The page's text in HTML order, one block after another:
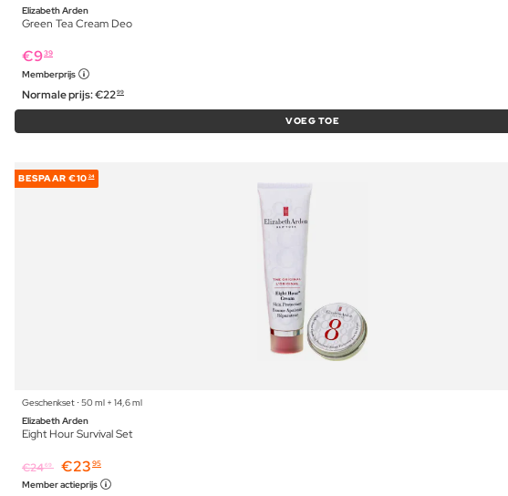
Elizabeth Arden
Green Tea Cream Deo
€939
Memberprijs
Normale prijs:€2299
VOEG TOE
BESPAAR €10 24
Geschenkset ⋅ 50 ml + 14,6 ml
Elizabeth Arden
Eight Hour Survival Set
€2469 €23 95
Member actieprijs